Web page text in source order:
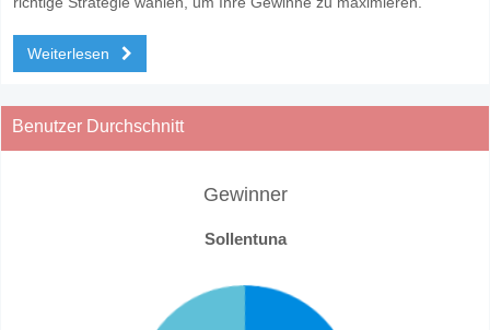
Weiterlesen
Benutzer Durchschnitt
Gewinner
Sollentuna